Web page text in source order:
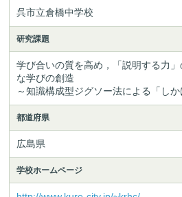
呉市立倉橋中学校
研究課題
学び合いの質を高め，「説明する力
な学びの創造
～知識構成型ジグソー法による「し
都道府県
広島県
学校ホームページ